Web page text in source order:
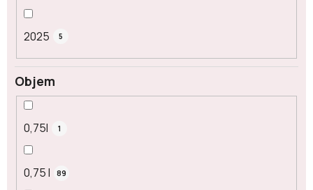
2025 5
Objem
0,75l 1
0,75 l 89